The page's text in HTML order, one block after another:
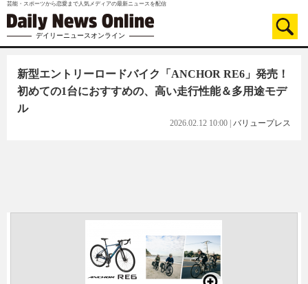
芸能・スポーツから恋愛まで人気メディアの最新ニュースを配信
デイリーニュースオンライン
新型エントリーロードバイク「ANCHOR RE6」発売！
初めての1台におすすめの、高い走行性能＆多用途モデ
ル
2026.02.12 10:00 バリュープレス